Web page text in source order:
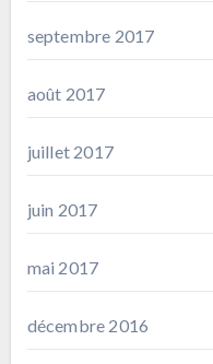
septembre 2017
août 2017
juillet 2017
juin 2017
mai 2017
décembre 2016